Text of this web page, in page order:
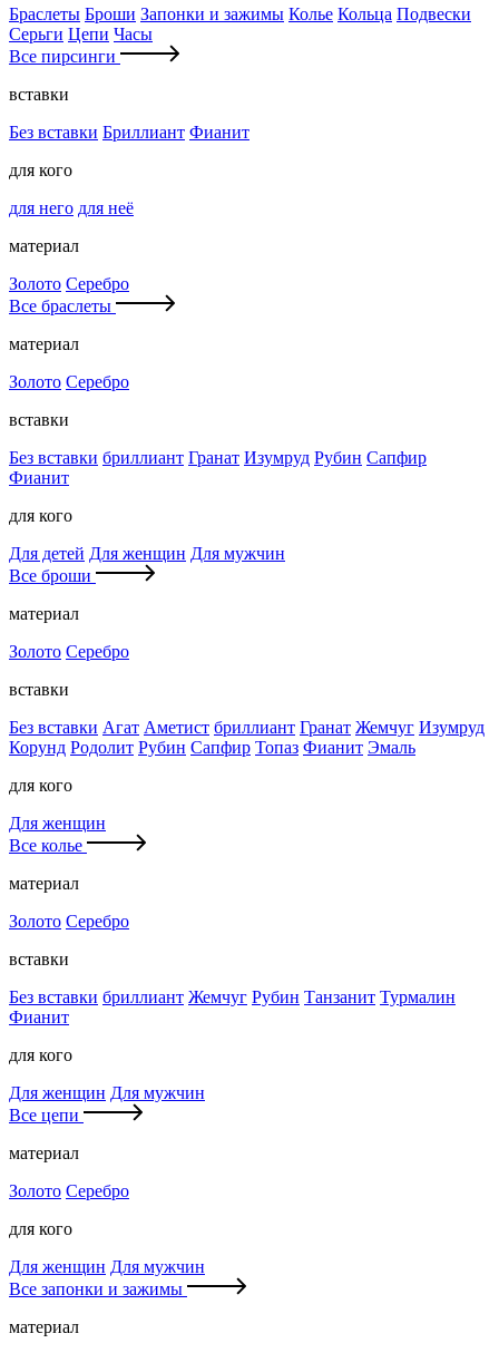
Браслеты Броши Запонки и зажимы Колье Кольца Подвески
Серьги Цепи Часы
Все пирсинги
вставки
Без вставки Бриллиант Фианит
для кого
для него для неё
материал
Золото Серебро
Все браслеты
материал
Золото Серебро
вставки
Без вставки бриллиант Гранат Изумруд Рубин Сапфир
Фианит
для кого
Для детей Для женщин Для мужчин
Все броши
материал
Золото Серебро
вставки
Без вставки Агат Аметист бриллиант Гранат Жемчуг Изумруд
Корунд Родолит Рубин Сапфир Топаз Фианит Эмаль
для кого
Для женщин
Все колье
материал
Золото Серебро
вставки
Без вставки бриллиант Жемчуг Рубин Танзанит Турмалин
Фианит
для кого
Для женщин Для мужчин
Все цепи
материал
Золото Серебро
для кого
Для женщин Для мужчин
Все запонки и зажимы
материал